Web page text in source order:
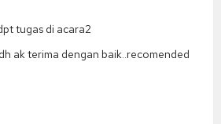
tugas di acara2
ak terima dengan baik..recomended